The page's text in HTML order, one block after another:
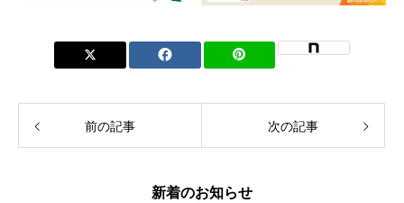
前の記事 次の記事
新着のお知らせ